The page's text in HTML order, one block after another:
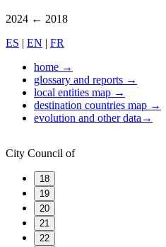
2024 ← 2018
ES | EN | FR
home →
glossary and reports →
local entities map →
destination countries map →
evolution and other data→
City Council of
18
19
20
21
22